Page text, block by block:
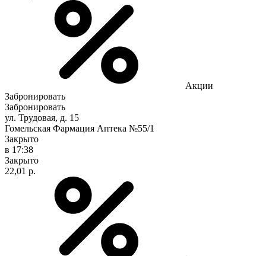
Акции
Забронировать
Забронировать
ул. Трудовая, д. 15
Гомельская Фармация Аптека №55/1
Закрыто
в 17:38
Закрыто
22,01 р.